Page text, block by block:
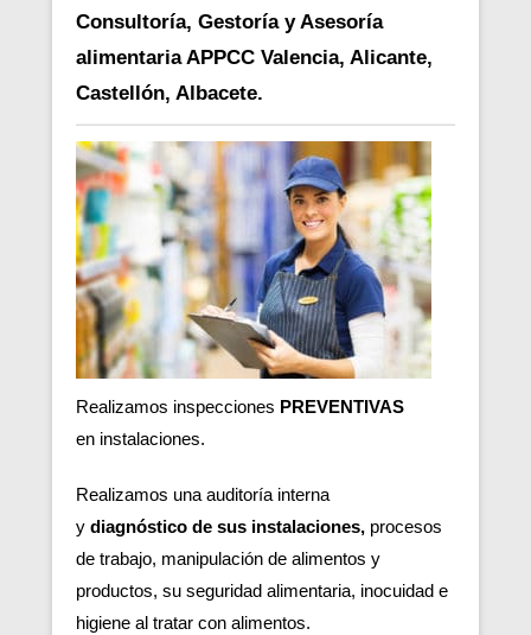
Consultoría, Gestoría y Asesoría
alimentaria APPCC Valencia, Alicante,
Castellón, Albacete.
Realizamos inspecciones PREVENTIVAS
en instalaciones.
Realizamos una auditoría interna
y diagnóstico de sus instalaciones, procesos
de trabajo, manipulación de alimentos y
productos, su seguridad alimentaria, inocuidad e
higiene al tratar con alimentos.